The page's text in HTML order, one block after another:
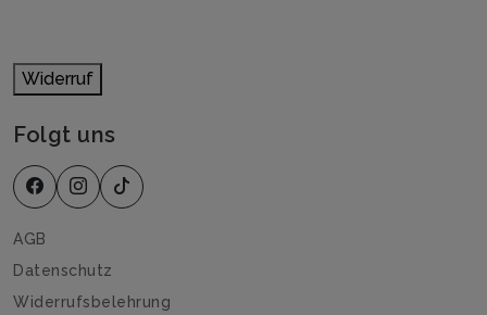
Widerruf
Folgt uns
AGB
Datenschutz
Widerrufsbelehrung